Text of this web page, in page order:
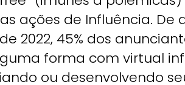
ações de Influência. De
2022, 45% dos
forma com virtual
ou desenvolvendo